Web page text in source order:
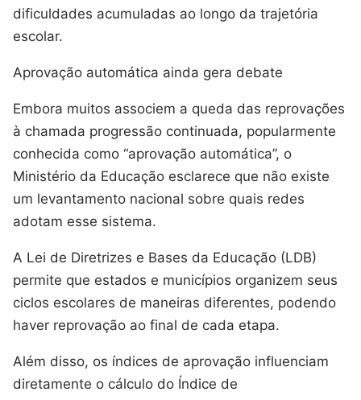
dificuldades acumuladas ao longo da trajetória
escolar.
Aprovação automática ainda gera debate
Embora muitos associem a queda das reprovações
à chamada progressão continuada, popularmente
conhecida como “aprovação automática”, o
Ministério da Educação esclarece que não existe
um levantamento nacional sobre quais redes
adotam esse sistema.
A Lei de Diretrizes e Bases da Educação (LDB)
permite que estados e municípios organizem seus
ciclos escolares de maneiras diferentes, podendo
haver reprovação ao final de cada etapa.
Além disso, os índices de aprovação influenciam
diretamente o cálculo do Índice de